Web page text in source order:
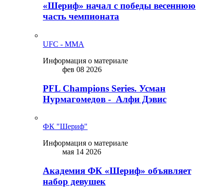
«Шериф» начал с победы весеннюю
часть чемпионата
UFC - MMA
Информация о материале
фев 08 2026
PFL Champions Series. Усман
Нурмагомедов - Алфи Дэвис
ФК "Шериф"
Информация о материале
мая 14 2026
Академия ФК «Шериф» объявляет
набор девушек